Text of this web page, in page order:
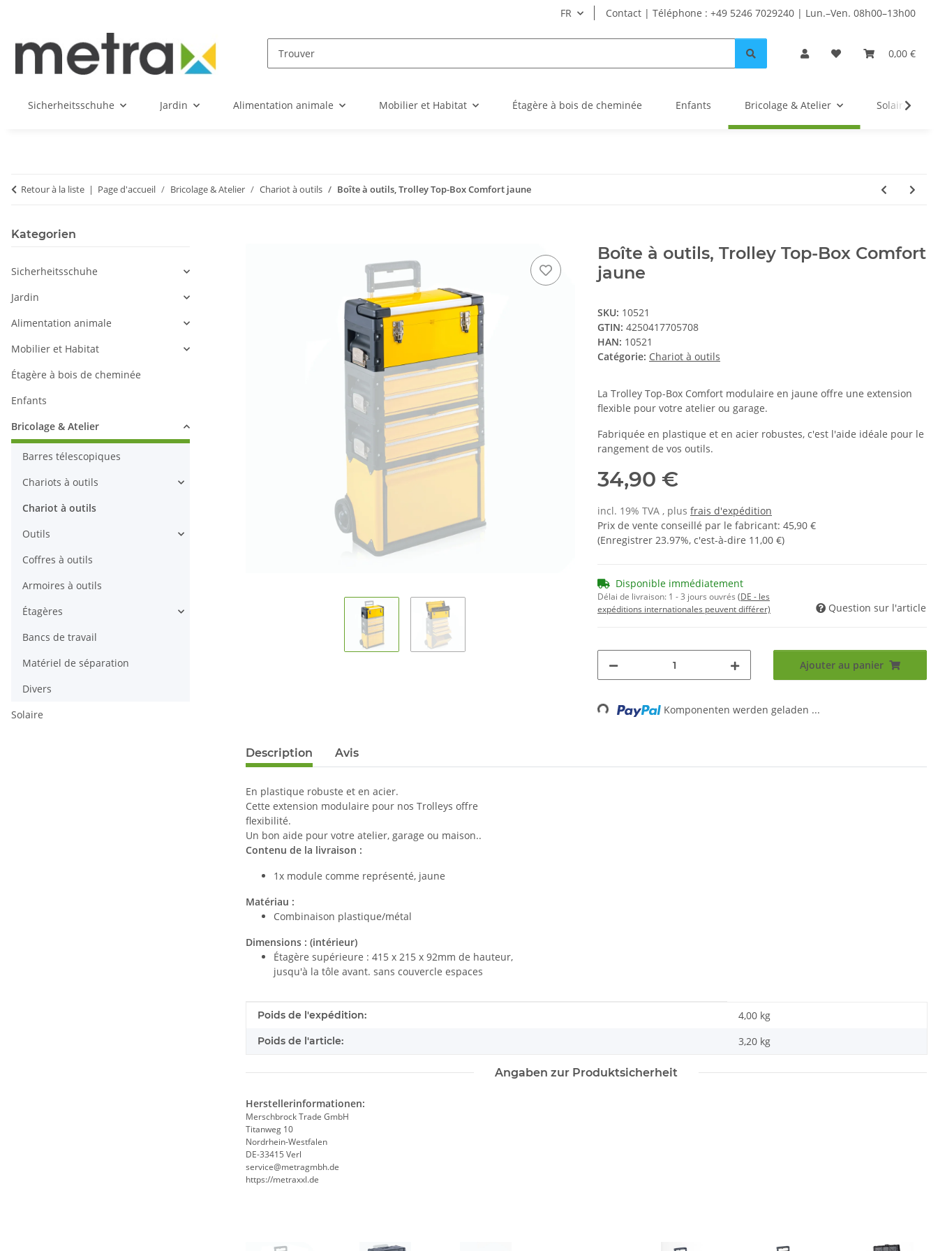
FR Contact | Téléphone : +49 5246 7029240 | Lun.–Ven. 08h00–13h00
0,00 €
Sicherheitsschuhe Jardin Alimentation animale Mobilier et Habitat Étagère à bois de cheminée Enfants Bricolage & Atelier Solaire
Retour à la liste Page d'accueil Bricolage & Atelier Chariot à outils Boîte à outils, Trolley Top-Box Comfort jaune
Boîte à outils, Trolley Top-Box Comfort
jaune
SKU: 10521
GTIN: 4250417705708
HAN: 10521
Catégorie: Chariot à outils
La Trolley Top-Box Comfort modulaire en jaune offre une extension
flexible pour votre atelier ou garage.
Fabriquée en plastique et en acier robustes, c'est l'aide idéale pour le
rangement de vos outils.
34,90 €
incl. 19% TVA , plus frais d'expédition
Prix de vente conseillé par le fabricant: 45,90 €
(Enregistrer 23.97%, c'est-à-dire 11,00 €)
Disponible immédiatement
Délai de livraison: 1 - 3 jours ouvrés (DE - les
expéditions internationales peuvent différer)
Question sur l'article
Ajouter au panier
Loading... Komponenten werden geladen ...
Description Avis
En plastique robuste et en acier.
Cette extension modulaire pour nos Trolleys offre
flexibilité.
Un bon aide pour votre atelier, garage ou maison..
Contenu de la livraison :
1x module comme représenté, jaune
Matériau :
Combinaison plastique/métal
Dimensions : (intérieur)
Étagère supérieure : 415 x 215 x 92mm de hauteur,
jusqu'à la tôle avant. sans couvercle espaces
#productDetails.itemInformation#
#productDetails.itemValue#
Poids de l'expédition: 4,00 kg
Poids de l'article: 3,20 kg
Angaben zur Produktsicherheit
Herstellerinformationen:
Merschbrock Trade GmbH
Titanweg 10
Nordrhein-Westfalen
DE-33415 Verl
service@metragmbh.de
https://metraxxl.de
Kategorien
Sicherheitsschuhe
Jardin
Alimentation animale
Mobilier et Habitat
Étagère à bois de cheminée
Enfants
Bricolage & Atelier
Barres télescopiques
Chariots à outils
Chariot à outils
Outils
Coffres à outils
Armoires à outils
Étagères
Bancs de travail
Matériel de séparation
Divers
Solaire